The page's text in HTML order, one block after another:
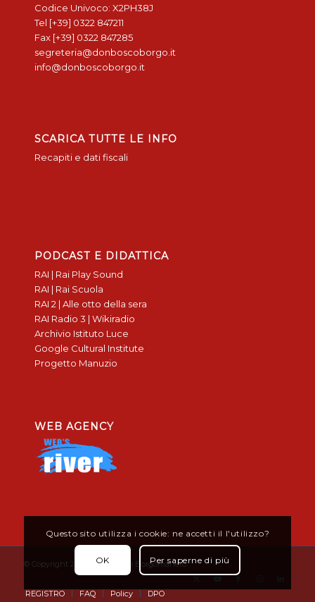
Codice Univoco: X2PH38J
Tel [+39] 0322 847211
Fax [+39] 0322 847285
segreteria@donboscoborgo.it
info@donboscoborgo.it
SCARICA TUTTE LE INFO
Recapiti e dati fiscali
PODCAST E DIDATTICA
RAI | Rai Play Sound
RAI | Rai Scuola
RAI 2 | Alle otto della sera
RAI Radio 3 | Wikiradio
Archivio Istituto Luce
Google Cultural Institute
Progetto Manuzio
WEB AGENCY
© Copyright 2019 - Don Bosco Borgomanero
REGISTRO FAQ Policy DPO
Questo sito utilizza i cookie: ne accetti il l'utilizzo?
OK Per saperne di più